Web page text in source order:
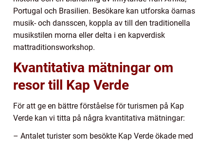
Portugal och Brasilien. Besökare kan utforska öarnas
musik- och dansscen, koppla av till den traditionella
musikstilen morna eller delta i en kapverdisk
mattraditionsworkshop.
Kvantitativa mätningar om
resor till Kap Verde
För att ge en bättre förståelse för turismen på Kap
Verde kan vi titta på några kvantitativa mätningar:
– Antalet turister som besökte Kap Verde ökade med